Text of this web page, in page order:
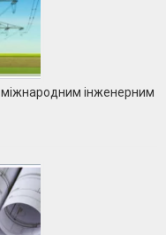
міжнародним інженерним